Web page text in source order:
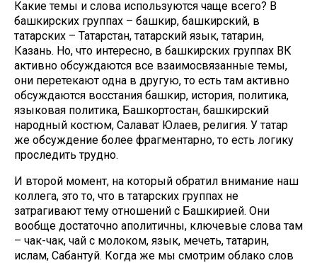
Какие темы и слова используются чаще всего? В
башкирских группах – башкир, башкирский, в
татарских – Татарстан, татарский язык, татарин,
Казань. Но, что интересно, в башкирских группах ВК
активно обсуждаются все взаимосвязанные темы,
они перетекают одна в другую, то есть там активно
обсуждаются восстания башкир, история, политика,
языковая политика, Башкортостан, башкирский
народный костюм, Салават Юлаев, религия. У татар
же обсуждение более фрагментарно, то есть логику
проследить трудно.
И второй момент, на который обратил внимание наш
коллега, это то, что в татарских группах не
затрагивают тему отношений с Башкирией. Они
вообще достаточно аполитичны, ключевые слова там
– чак-чак, чай с молоком, язык, мечеть, татарин,
ислам, Сабантуй. Когда же мы смотрим облако слов